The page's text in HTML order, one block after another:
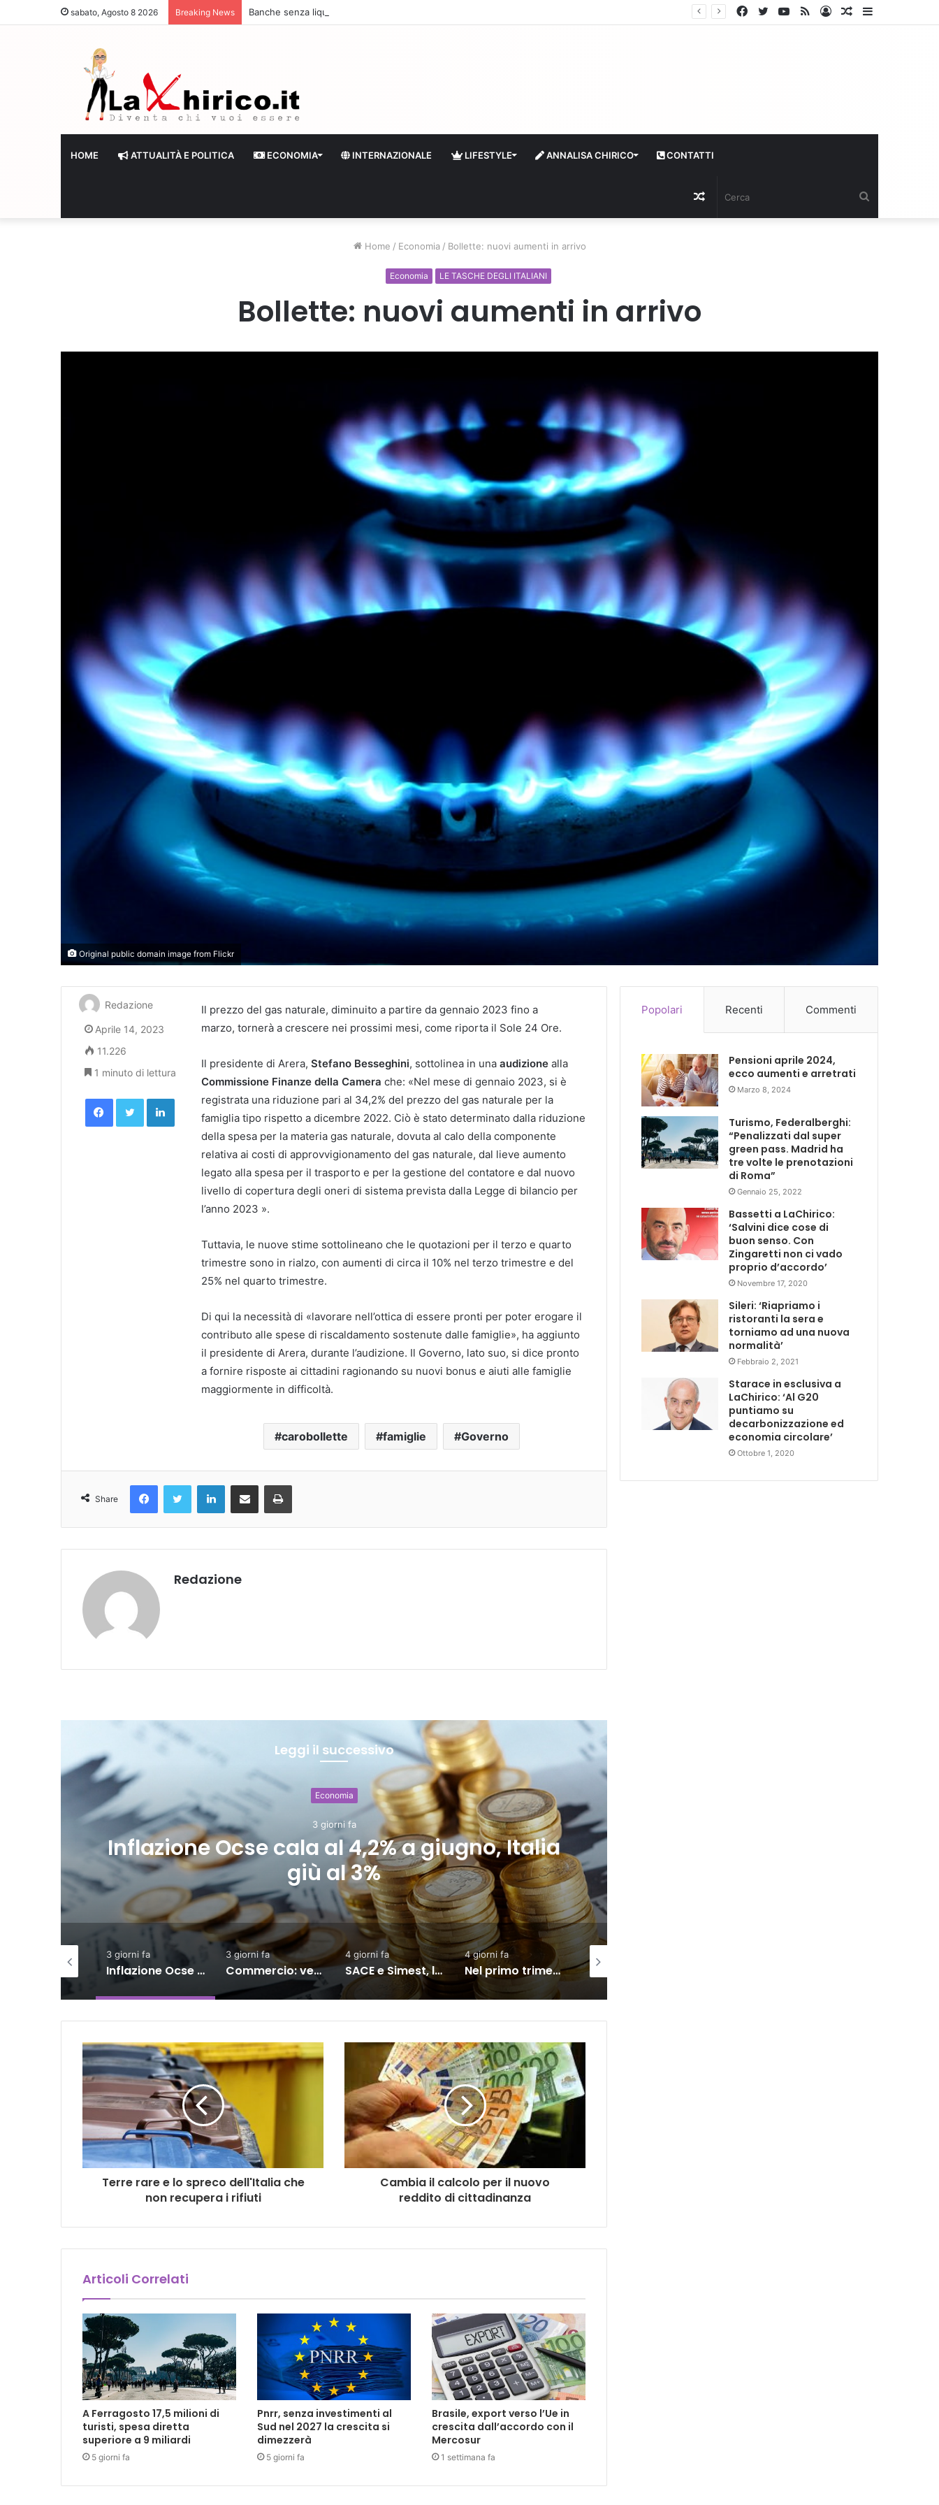
sabato, Agosto 8 2026 Breaking News Banche senza liquidità e riserve Fmi inutilizzabili: la crisi dell’economia russa
Articolo
Log
RSS
YouTube
Twitter
Facebook
HOME ATTUALITÀ E POLITICA ECONOMIA INTERNAZIONALE LIFESTYLE ANNALISA CHIRICO CONTATTI
Articolo
Home / Economia / Bollette: nuovi aumenti in arrivo
Economia LE TASCHE DEGLI ITALIANI
Bollette: nuovi aumenti in arrivo
Original public domain image from Flickr
Il prezzo del gas naturale, diminuito a partire da gennaio 2023 fino a
marzo, tornerà a crescere nei prossimi mesi, come riporta il Sole 24 Ore.
Il presidente di Arera, Stefano Besseghini, sottolinea in una audizione alla
Commissione Finanze della Camera che: «Nel mese di gennaio 2023, si è
registrata una riduzione pari al 34,2% del prezzo del gas naturale per la
famiglia tipo rispetto a dicembre 2022. Ciò è stato determinato dalla riduzione
della spesa per la materia gas naturale, dovuta al calo della componente
relativa ai costi di approvvigionamento del gas naturale, dal lieve aumento
legato alla spesa per il trasporto e per la gestione del contatore e dal nuovo
livello di copertura degli oneri di sistema prevista dalla Legge di bilancio per
l’anno 2023 ».
Tuttavia, le nuove stime sottolineano che le quotazioni per il terzo e quarto
trimestre sono in rialzo, con aumenti di circa il 10% nel terzo trimestre e del
25% nel quarto trimestre.
Di qui la necessità di «lavorare nell’ottica di essere pronti per poter erogare il
contributo alle spese di riscaldamento sostenute dalle famiglie», ha aggiunto
il presidente di Arera, durante l’audizione. Il Governo, lato suo, si dice pronto
a fornire risposte ai cittadini ragionando su nuovi bonus e aiuti alle famiglie
maggiormente in difficoltà.
carobollette famiglie Governo
Redazione
Aprile 14, 2023
11.226
1 minuto di lettura
Facebook Twitter LinkedIn
Share
Redazione
Leggi il successivo
Economia
3 giorni fa
Commercio: vendite in lieve calo ma
semestre in crescita
3 giorni fa
Commercio: vendite in lieve calo ma semestre in crescita
4 giorni fa
SACE e Simest, la collaborazione per l’export dà risultati positivi
4 giorni fa
Nel primo trimestre assunzioni nelle Marche solo per il lavoro intermittente
1 giorno fa
Istat, produzione industriale in calo dell’1% a giugno
Terre rare e lo spreco dell'Italia che
non recupera i rifiuti
Cambia il calcolo per il nuovo
reddito di cittadinanza
Articoli Correlati
A Ferragosto 17,5 milioni di
turisti, spesa diretta
superiore a 9 miliardi
5 giorni fa
Pnrr, senza investimenti al
Sud nel 2027 la crescita si
dimezzerà
5 giorni fa
Brasile, export verso l’Ue in
crescita dall’accordo con il
Mercosur
1 settimana fa
Popolari Recenti Commenti
Pensioni aprile 2024,
ecco aumenti e arretrati
Marzo 8, 2024
Turismo, Federalberghi:
“Penalizzati dal super
green pass. Madrid ha
tre volte le prenotazioni
di Roma”
Gennaio 25, 2022
Bassetti a LaChirico:
‘Salvini dice cose di
buon senso. Con
Zingaretti non ci vado
proprio d’accordo’
Novembre 17, 2020
Sileri: ‘Riapriamo i
ristoranti la sera e
torniamo ad una nuova
normalità’
Febbraio 2, 2021
Starace in esclusiva a
LaChirico: ‘Al G20
puntiamo su
decarbonizzazione ed
economia circolare’
Ottobre 1, 2020